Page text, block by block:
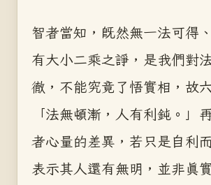
智者當知，既然無一法可得
有大小二乘之諍，是我們對
徹，不能究竟了悟實相，故
「法無頓漸，人有利鈍。」
者心量的差異，若只是自利
表示其人還有無明，並非真